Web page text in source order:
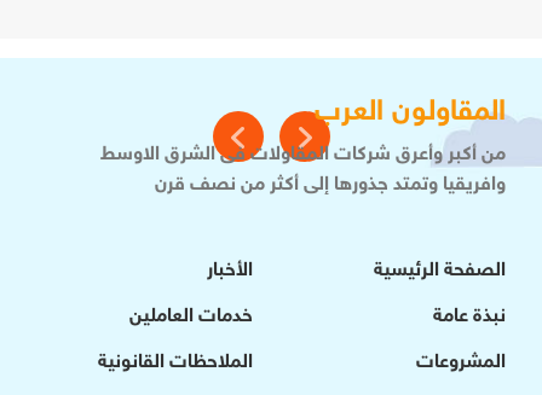
المقاولون العرب
من أكبر وأعرق شركات المقاولات فى الشرق الاوسط
وافريقيا وتمتد جذورها إلى أكثر من نصف قرن
الصفحة الرئيسية
نبذة عامة
المشروعات
الأخبار
خدمات العاملين
الملاحظات القانونية